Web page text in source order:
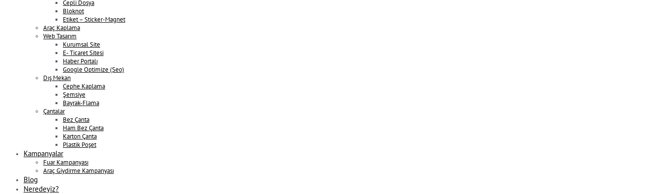
Cepli Dosya
Bloknot
Etiket – Sticker-Magnet
Araç Kaplama
Web Tasarım
Kurumsal Site
E- Ticaret Sitesi
Haber Portalı
Google Optimize (Seo)
Dış Mekan
Cephe Kaplama
Şemsiye
Bayrak-Flama
Çantalar
Bez Çanta
Ham Bez Çanta
Karton Çanta
Plastik Poşet
Kampanyalar
Fuar Kampanyası
Araç Giydirme Kampanyası
Blog
Neredeyiz?